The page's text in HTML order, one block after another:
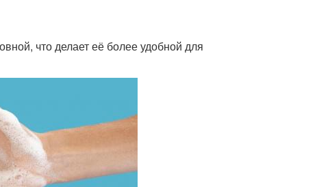
что делает её более удобной для